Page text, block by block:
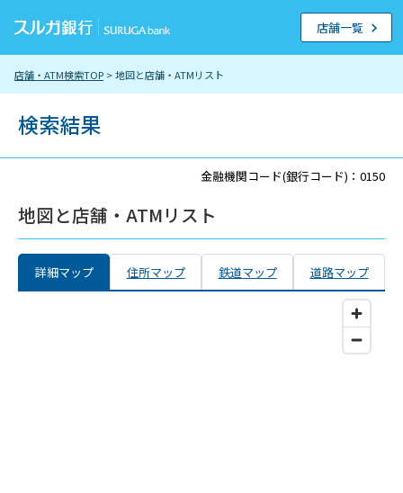
店舗・ATM検索TOP > 地図と店舗・ATMリスト
店舗一覧
検索結果
金融機関コード(銀行コード)：0150
地図と店舗・ATMリスト
詳細マップ 住所マップ 鉄道マップ 道路マップ